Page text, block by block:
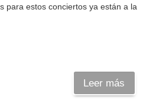
para estos conciertos ya están a la
Leer más